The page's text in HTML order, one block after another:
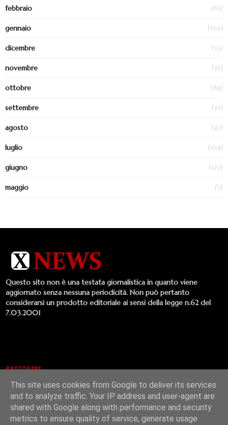
febbraio (67)
gennaio (102)
dicembre (53)
novembre (73)
ottobre (69)
settembre (77)
agosto (47)
luglio (104)
giugno (127)
maggio (7)
Questo sito non è una testata giornalistica in quanto viene
aggiornato senza nessuna periodicità. Non può pertanto
considerarsi un prodotto editoriale ai sensi della legge n.62 del
7.03.2001
CATEGORIE
Album Cinema Comunicati Stampa Concerti Cultura
Emergenti Interviste Libri Lifestyle Musica Singoli
Televisione Video
This site uses cookies from Google to deliver its services
and to analyze traffic. Your IP address and user-agent are
shared with Google along with performance and security
metrics to ensure quality of service, generate usage